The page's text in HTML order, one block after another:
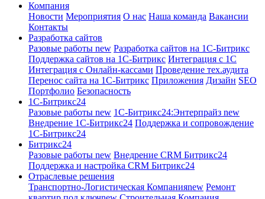
Компания
Новости Мероприятия О нас Наша команда Вакансии
Контакты
Разработка сайтов
Разовые работы new Разработка сайтов на 1С-Битрикс
Поддержка сайтов на 1С-Битрикс Интеграция с 1С
Интеграция с Онлайн-кассами Проведение тех.аудита
Перенос сайта на 1С-Битрикс Приложения Дизайн SEO
Портфолио Безопасность
1C-Битрикс24
Разовые работы new 1С-Битрикс24:Энтерпрайз new
Внедрение 1C-Битрикс24 Поддержка и сопровождение
1С-Битрикс24
Битрикс24
Разовые работы new Внедрение CRM Битрикс24
Поддержка и настройка CRM Битрикс24
Отраслевые решения
Транспортно-Логистическая Компанияnew Ремонт